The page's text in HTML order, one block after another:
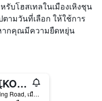
รับโฮสเทลในเมืองเหิงชุน
ามวันที่เลือก ให้ใช้การ
ากคุณมีความยืดหยุ่น
返璞歸真KO โฮสเทล 墾丁背包客棧
No. 195, Kenting Road, เมืองเหิงชุน, ไต้หวัน